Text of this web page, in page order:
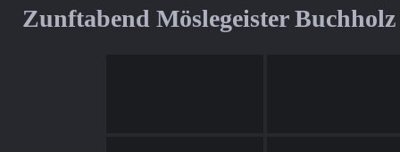
Zunftabend Möslegeister Buchholz